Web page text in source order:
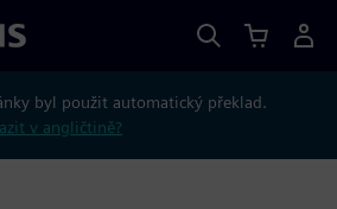
byl použit automatický překlad.
v angličtině?